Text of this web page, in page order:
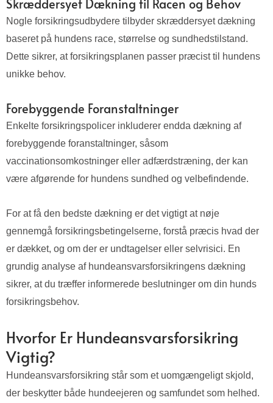
Skræddersyet Dækning til Racen og Behov
Nogle forsikringsudbydere tilbyder skræddersyet dækning
baseret på hundens race, størrelse og sundhedstilstand.
Dette sikrer, at forsikringsplanen passer præcist til hundens
unikke behov.
Forebyggende Foranstaltninger
Enkelte forsikringspolicer inkluderer endda dækning af
forebyggende foranstaltninger, såsom
vaccinationsomkostninger eller adfærdstræning, der kan
være afgørende for hundens sundhed og velbefindende.
For at få den bedste dækning er det vigtigt at nøje
gennemgå forsikringsbetingelserne, forstå præcis hvad der
er dækket, og om der er undtagelser eller selvrisici. En
grundig analyse af hundeansvarsforsikringens dækning
sikrer, at du træffer informerede beslutninger om din hunds
forsikringsbehov.
Hvorfor Er Hundeansvarsforsikring
Vigtig?
Hundeansvarsforsikring står som et uomgængeligt skjold,
der beskytter både hundeejeren og samfundet som helhed.